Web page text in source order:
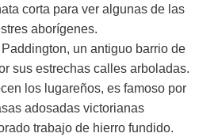
corta para ver algunas de las
aborígenes.
un antiguo barrio de
sus estrechas calles arboladas.
los lugareños, es famoso por
adosadas victorianas
trabajo de hierro fundido.